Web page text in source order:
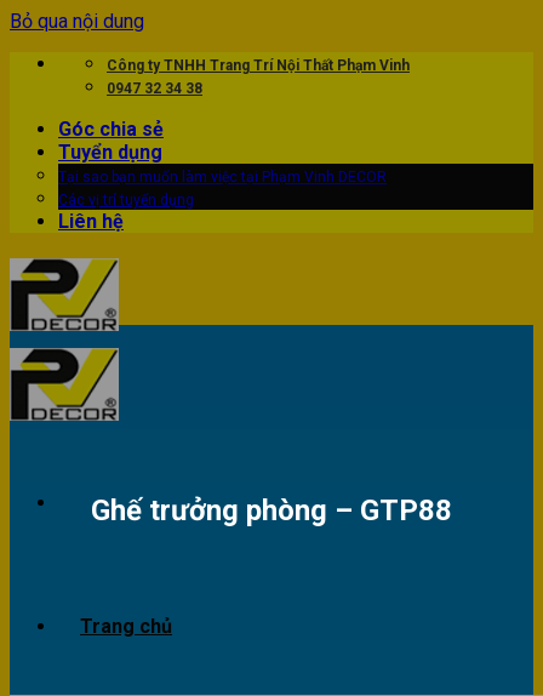
Bỏ qua nội dung
Công ty TNHH Trang Trí Nội Thất Phạm Vinh
0947 32 34 38
Góc chia sẻ
Tuyển dụng
Tại sao bạn muốn làm việc tại Phạm Vinh DECOR
Các vị trí tuyển dụng
Liên hệ
Trang chủ
Ghế trưởng phòng – GTP88